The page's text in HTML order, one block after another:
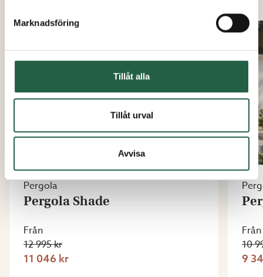
Marknadsföring
Tillåt alla
Tillåt urval
Avvisa
Pergola
Pergola Shade
Från
12 995 kr
11 046 kr
Från
10
9